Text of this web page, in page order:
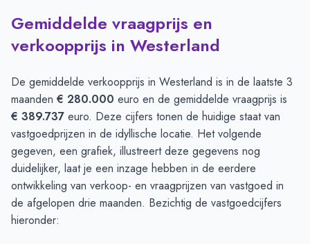
Gemiddelde vraagprijs en
verkoopprijs in Westerland
De gemiddelde verkoopprijs in Westerland is in de laatste 3
maanden € 280.000 euro en de gemiddelde vraagprijs is
€ 389.737 euro. Deze cijfers tonen de huidige staat van
vastgoedprijzen in de idyllische locatie. Het volgende
gegeven, een grafiek, illustreert deze gegevens nog
duidelijker, laat je een inzage hebben in de eerdere
ontwikkeling van verkoop- en vraagprijzen van vastgoed in
de afgelopen drie maanden. Bezichtig de vastgoedcijfers
hieronder: